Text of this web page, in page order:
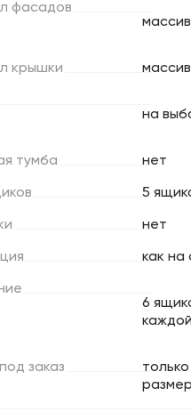
фасадов
крышки массив
на
тумба нет
5
нет
как на
6
под заказ